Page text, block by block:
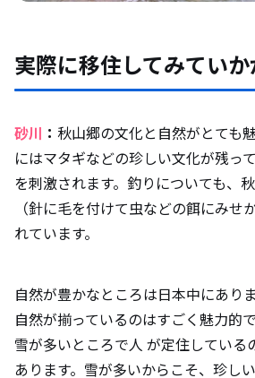
実際に移住してみてい
砂川 ： 秋山郷の文化と自然がとても
にはマタギなどの珍しい文化が残っ
を刺激されます。釣りについても、
（針に毛を付けて虫などの餌にみせ
れています。
自然が豊かなところは日本中にあり
自然が揃っているのはすごく魅力的
雪が多いところで人 が定住している
あります。雪が多いからこそ、珍し